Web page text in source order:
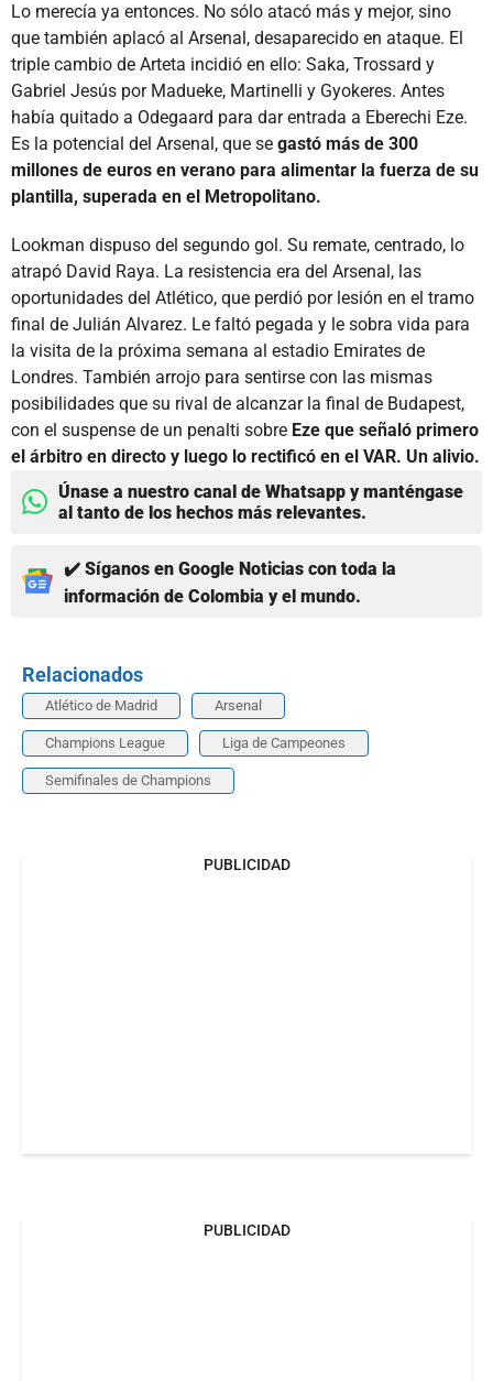
Lo merecía ya entonces. No sólo atacó más y mejor, sino
que también aplacó al Arsenal, desaparecido en ataque. El
triple cambio de Arteta incidió en ello: Saka, Trossard y
Gabriel Jesús por Madueke, Martinelli y Gyokeres. Antes
había quitado a Odegaard para dar entrada a Eberechi Eze.
Es la potencial del Arsenal, que se gastó más de 300
millones de euros en verano para alimentar la fuerza de su
plantilla, superada en el Metropolitano.
Lookman dispuso del segundo gol. Su remate, centrado, lo
atrapó David Raya. La resistencia era del Arsenal, las
oportunidades del Atlético, que perdió por lesión en el tramo
final de Julián Alvarez. Le faltó pegada y le sobra vida para
la visita de la próxima semana al estadio Emirates de
Londres. También arrojo para sentirse con las mismas
posibilidades que su rival de alcanzar la final de Budapest,
con el suspense de un penalti sobre Eze que señaló primero
el árbitro en directo y luego lo rectificó en el VAR. Un alivio.
Únase a nuestro canal de Whatsapp y manténgase
al tanto de los hechos más relevantes.
✔️ Síganos en Google Noticias con toda la
información de Colombia y el mundo.
Relacionados
Atlético de Madrid Arsenal
Champions League Liga de Campeones
Semifinales de Champions
PUBLICIDAD
PUBLICIDAD